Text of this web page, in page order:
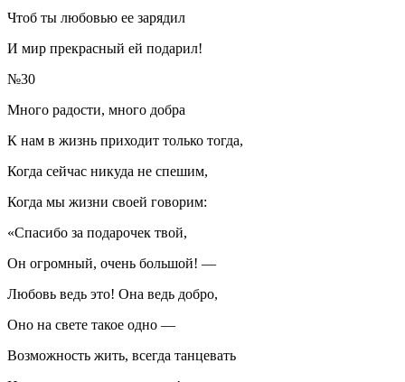
Чтоб ты любовью ее зарядил
И мир прекрасный ей подарил!
№30
Много радости, много добра
К нам в жизнь приходит только тогда,
Когда сейчас никуда не спешим,
Когда мы жизни своей говорим:
«Спасибо за подарочек твой,
Он огромный, очень большой! —
Любовь ведь это! Она ведь добро,
Оно на свете такое одно —
Возможность жить, всегда танцевать